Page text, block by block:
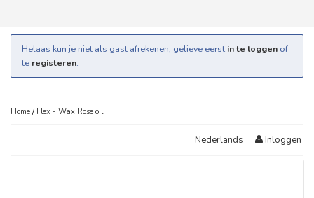
Helaas kun je niet als gast afrekenen, gelieve eerst in te loggen of
te registeren.
Home / Flex - Wax Rose oil
Nederlands Inloggen